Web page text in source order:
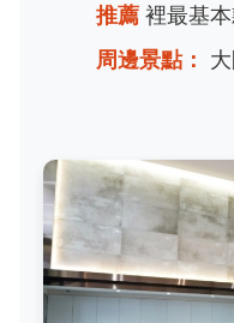
推薦 裡最基本
周邊景點：